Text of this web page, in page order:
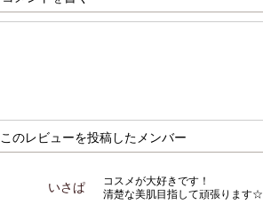
このレビューを投稿したメンバー
いさぱ
コスメが大好きです！
清楚な美肌目指して頑張ります☆